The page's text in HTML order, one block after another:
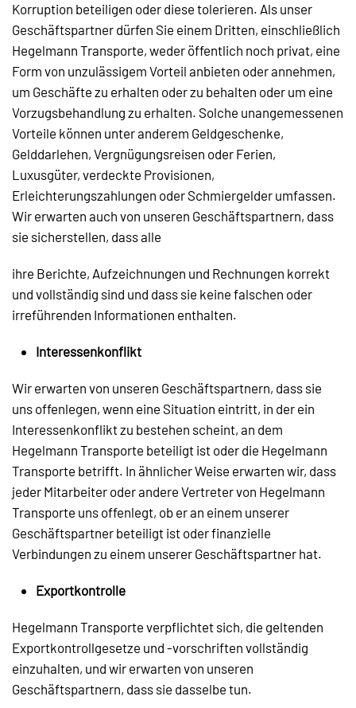
Korruption beteiligen oder diese tolerieren. Als unser
Geschäftspartner dürfen Sie einem Dritten, einschließlich
Hegelmann Transporte, weder öffentlich noch privat, eine
Form von unzulässigem Vorteil anbieten oder annehmen,
um Geschäfte zu erhalten oder zu behalten oder um eine
Vorzugsbehandlung zu erhalten. Solche unangemessenen
Vorteile können unter anderem Geldgeschenke,
Gelddarlehen, Vergnügungsreisen oder Ferien,
Luxusgüter, verdeckte Provisionen,
Erleichterungszahlungen oder Schmiergelder umfassen.
Wir erwarten auch von unseren Geschäftspartnern, dass
sie sicherstellen, dass alle
ihre Berichte, Aufzeichnungen und Rechnungen korrekt
und vollständig sind und dass sie keine falschen oder
irreführenden Informationen enthalten.
Interessenkonflikt
Wir erwarten von unseren Geschäftspartnern, dass sie
uns offenlegen, wenn eine Situation eintritt, in der ein
Interessenkonflikt zu bestehen scheint, an dem
Hegelmann Transporte beteiligt ist oder die Hegelmann
Transporte betrifft. In ähnlicher Weise erwarten wir, dass
jeder Mitarbeiter oder andere Vertreter von Hegelmann
Transporte uns offenlegt, ob er an einem unserer
Geschäftspartner beteiligt ist oder finanzielle
Verbindungen zu einem unserer Geschäftspartner hat.
Exportkontrolle
Hegelmann Transporte verpflichtet sich, die geltenden
Exportkontrollgesetze und -vorschriften vollständig
einzuhalten, und wir erwarten von unseren
Geschäftspartnern, dass sie dasselbe tun.